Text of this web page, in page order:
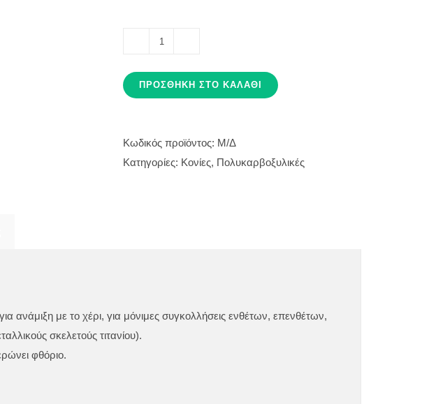
ποσότητα
ΠΡΟΣΘΉΚΗ ΣΤΟ ΚΑΛΆΘΙ
Κωδικός προϊόντος: Μ/Δ
Κατηγορίες: Κονίες, Πολυκαρβοξυλικές
ανάμιξη με το χέρι, για μόνιμες συγκολλήσεις ενθέτων, επενθέτων,
σκελετούς τιτανίου).
φθόριο.